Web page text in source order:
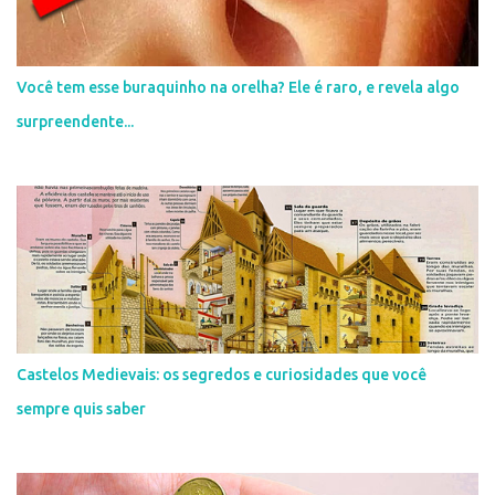
t
i
o
Você tem esse buraquinho na orelha? Ele é raro, e revela algo
surpreendente...
Castelos Medievais: os segredos e curiosidades que você
sempre quis saber